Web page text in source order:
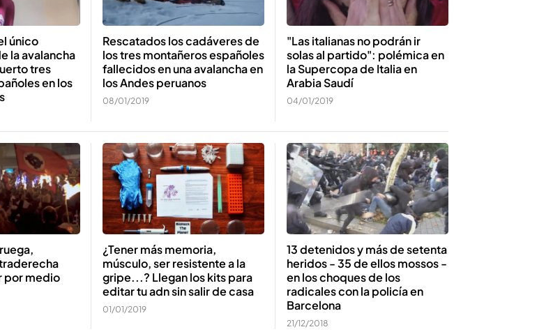
único
la avalancha
tres
en los
Rescatados los cadáveres de
los tres montañeros españoles
fallecidos en una avalancha en
los Andes peruanos
08/01/2019
"Las italianas no podrán ir
solas al partido": polémica en
la Supercopa de Italia en
Arabia Saudí
04/01/2019
por medio
¿Tener más memoria,
músculo, ser resistente a la
gripe...? Llegan los kits para
editar tu adn sin salir de casa
01/01/2019
13 detenidos y más de setenta
heridos - 35 de ellos mossos -
en los choques de los
radicales con la policía en
Barcelona
21/12/2018